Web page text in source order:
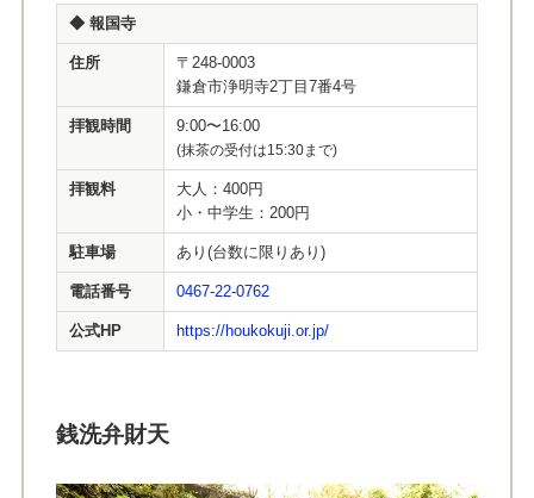
◆報国寺
住所
〒248-0003
鎌倉市浄明寺2丁目7番4号
拝観時間 9:00〜16:00
(抹茶の受付は15:30まで)
拝観料
大人：400円
小・中学生：200円
駐車場 あり(台数に限りあり)
電話番号 0467-22-0762
公式HP https://houkokuji.or.jp/
銭洗弁財天